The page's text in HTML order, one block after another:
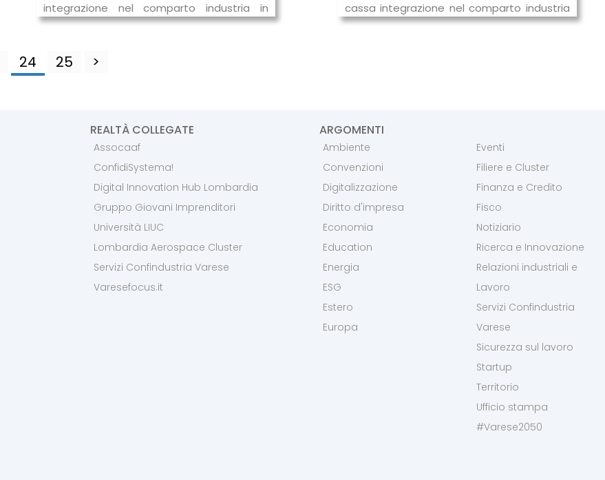
integrazione nel comparto industria in
provincia di Varese, in riduzione del
cassa integrazione nel comparto industria
in provincia di Varese, in riduzione de
24 25 >
REALTÀ COLLEGATE
Assocaaf
ConfidiSystema!
Digital Innovation Hub Lombardia
Gruppo Giovani Imprenditori
Università LIUC
Lombardia Aerospace Cluster
Servizi Confindustria Varese
Varesefocus.it
ARGOMENTI
Ambiente
Convenzioni
Digitalizzazione
Diritto d'impresa
Economia
Education
Energia
ESG
Estero
Europa
Eventi
Filiere e Cluster
Finanza e Credito
Fisco
Notiziario
Ricerca e Innovazione
Relazioni industriali e
Lavoro
Servizi Confindustria
Varese
Sicurezza sul lavoro
Startup
Territorio
Ufficio stampa
#Varese2050